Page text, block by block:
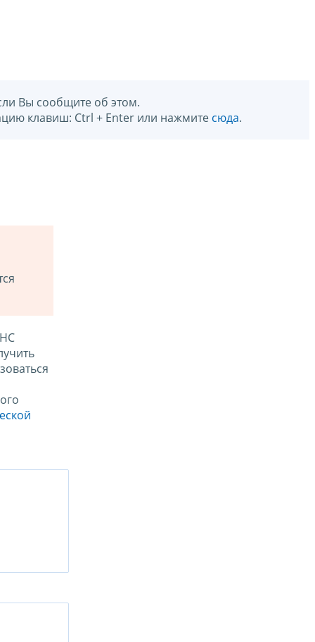
Вы сообщите об этом.
клавиш: Ctrl + Enter или нажмите сюда.